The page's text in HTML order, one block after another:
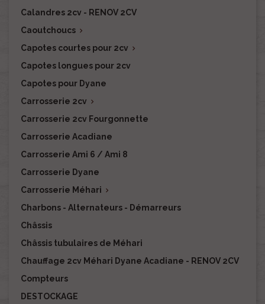
Calandres 2cv - RENOV 2CV
Caoutchoucs 
Capotes courtes pour 2cv 
Capotes longues pour 2cv
Capotes pour Dyane
Carrosserie 2cv 
Carrosserie 2cv Fourgonnette
Carrosserie Acadiane
Carrosserie Ami 6 / Ami 8
Carrosserie Dyane
Carrosserie Méhari 
Charbons - Alternateurs - Démarreurs
Châssis
Châssis tubulaires de Méhari
Chauffage 2cv Méhari Dyane Acadiane - RENOV 2CV
Compteurs
DESTOCKAGE